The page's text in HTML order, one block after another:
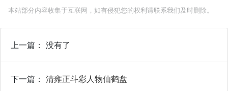
本站部分内容收集于互联网，如有侵犯您的权利请联系我们及时删除。
上一篇： 没有了
下一篇： 清雍正斗彩人物仙鹤盘